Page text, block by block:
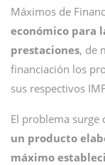
Máximos de
económico para
prestaciones, de
financiación los
sus respectivos
El problema surge
un producto
máximo